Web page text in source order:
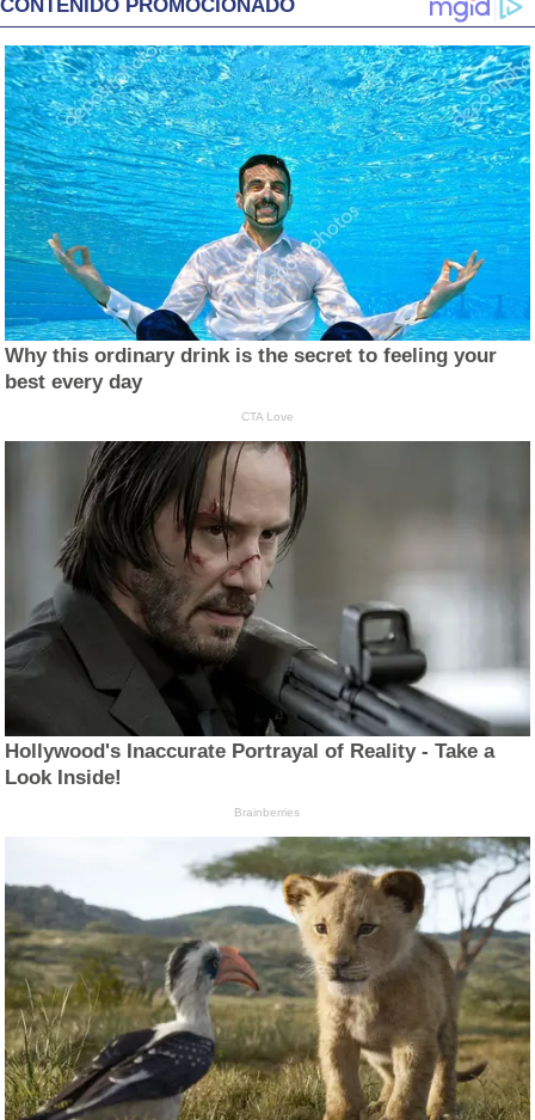
CONTENIDO PROMOCIONADO
Why this ordinary drink is the secret to feeling your
best every day
CTA Love
Hollywood's Inaccurate Portrayal of Reality - Take a
Look Inside!
Brainberries